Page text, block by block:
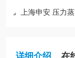
上海申安 压力
详细介绍 在